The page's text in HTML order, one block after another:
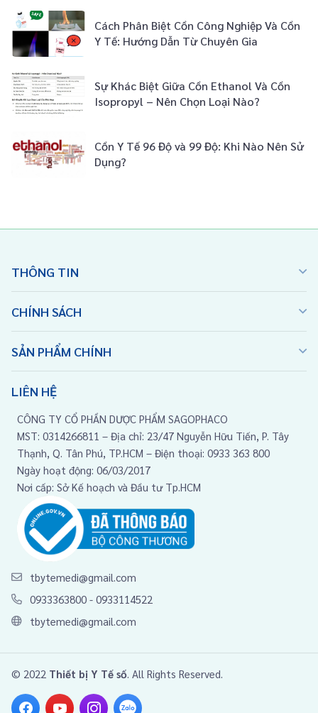
Cách Phân Biệt Cồn Công Nghiệp Và Cồn
Y Tế: Hướng Dẫn Từ Chuyên Gia
Sự Khác Biệt Giữa Cồn Ethanol Và Cồn
Isopropyl – Nên Chọn Loại Nào?
Cồn Y Tế 96 Độ và 99 Độ: Khi Nào Nên Sử
Dụng?
THÔNG TIN
CHÍNH SÁCH
SẢN PHẨM CHÍNH
LIÊN HỆ
CÔNG TY CỔ PHẦN DƯỢC PHẨM SAGOPHACO
MST: 0314266811 – Địa chỉ: 23/47 Nguyễn Hữu Tiến, P. Tây
Thạnh, Q. Tân Phú, TP.HCM – Điện thoại: 0933 363 800
Ngày hoạt động: 06/03/2017
Nơi cấp: Sở Kế hoạch và Đầu tư Tp.HCM
tbytemedi@gmail.com
0933363800 - 0933114522
tbytemedi@gmail.com
© 2022 Thiết bị Y Tế số. All Rights Reserved.